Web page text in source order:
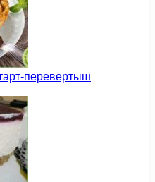
перевертыш